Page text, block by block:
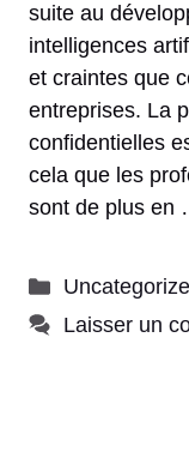
suite au
intelligences
et craintes que
entreprises. La
confidentielles
cela que les
sont de plus en
Catégories
Laisser un